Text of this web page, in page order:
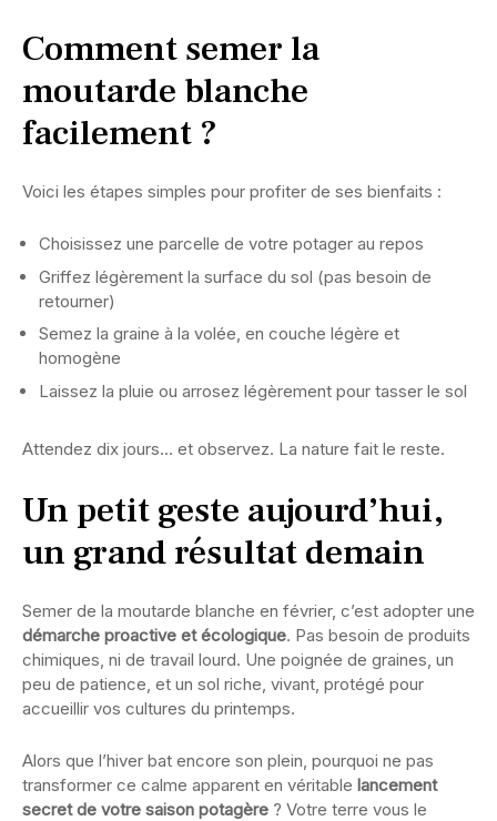
Comment semer la
moutarde blanche
facilement ?
Voici les étapes simples pour profiter de ses bienfaits :
Choisissez une parcelle de votre potager au repos
Griffez légèrement la surface du sol (pas besoin de
retourner)
Semez la graine à la volée, en couche légère et
homogène
Laissez la pluie ou arrosez légèrement pour tasser le sol
Attendez dix jours… et observez. La nature fait le reste.
Un petit geste aujourd’hui,
un grand résultat demain
Semer de la moutarde blanche en février, c’est adopter une
démarche proactive et écologique. Pas besoin de produits
chimiques, ni de travail lourd. Une poignée de graines, un
peu de patience, et un sol riche, vivant, protégé pour
accueillir vos cultures du printemps.
Alors que l’hiver bat encore son plein, pourquoi ne pas
transformer ce calme apparent en véritable lancement
secret de votre saison potagère ? Votre terre vous le